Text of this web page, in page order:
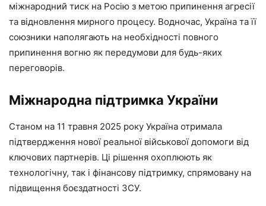
міжнародний тиск на Росію з метою припинення агресії
та відновлення мирного процесу. Водночас, Україна та її
союзники наполягають на необхідності повного
припинення вогню як передумови для будь-яких
переговорів.
Міжнародна підтримка України
Станом на 11 травня 2025 року Україна отримала
підтвердження нової реальної військової допомоги від
ключових партнерів. Ці рішення охоплюють як
технологічну, так і фінансову підтримку, спрямовану на
підвищення боєздатності ЗСУ.